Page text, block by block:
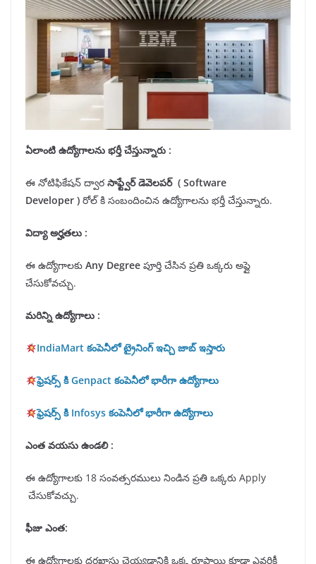
ఏలాంటి ఉద్యోగాలను భర్తీ చేస్తున్నారు :
ఈ నోటిఫికేషన్ ద్వారసాఫ్ట్వేర్ డెవెలపర్ ( Software
Developer ) రోల్ కి సంబందించిన ఉద్యోగాలను భర్తీ చేస్తున్నారు.
విద్యా అర్హతలు :
ఈ ఉద్యోగాలకు Any Degree పూర్తి చేసిన ప్రతి ఒక్కరు అప్లై
చేసుకోవచ్చు.
మరిన్ని ఉద్యోగాలు :
IndiaMart కంపెనీలో ట్రైనింగ్ ఇచ్చి జాబ్ ఇస్తారు
ఫ్రెషర్స్ కి Genpact కంపెనీలో భారీగా ఉద్యోగాలు
ఫ్రెషర్స్ కి Infosys కంపెనీలో భారీగా ఉద్యోగాలు
ఎంత వయసు ఉండలి :
ఈ ఉద్యోగాలకు 18 సంవత్సరములు నిండిన ప్రతి ఒక్కరు Apply
చేసుకోవచ్చు.
ఫీజు ఎంత:
ఈ ఉద్యోగాలకు దరఖాస్తు చెయ్యడానికి ఒక్క రూపాయి కూడా ఎవరికీ